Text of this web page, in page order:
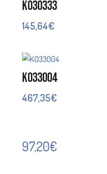
K030333
145,64€
K033004
467,35€
97,20€